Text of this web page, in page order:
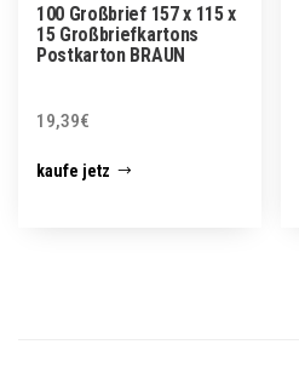
100 Großbrief 157 x 115 x
15 Großbriefkartons
Postkarton BRAUN
19,39€
kaufe jetz